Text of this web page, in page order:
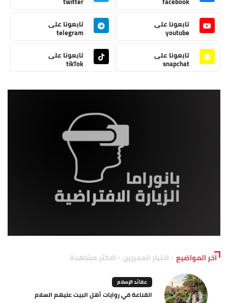
تابعونا على
youtube
تابعونا على
telegram
تابعونا على
snapchat
تابعونا على
tikTok
آخر المواضيع اختيار المحررين الاكثر مشاهدة
عقائد الإسلام
القناعة في روايات أهل البيت عليهم السلام